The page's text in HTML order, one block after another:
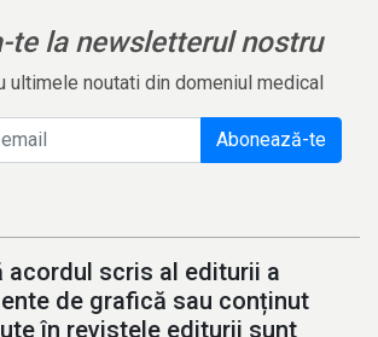
te la newsletterul nostru
ultimele noutati din domeniul medical
Abonează-te
acordul scris al editurii a
de grafică sau conținut
în revistele editurii sunt